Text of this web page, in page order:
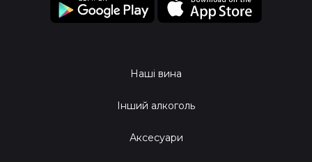
Наші вина
Інший алкоголь
Аксесуари